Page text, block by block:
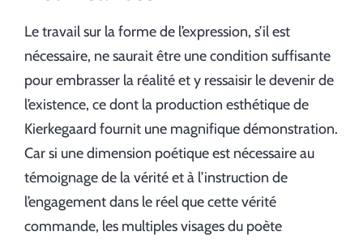
Le travail sur la forme de l’expression, s’il est
nécessaire, ne saurait être une condition suffisante
pour embrasser la réalité et y ressaisir le devenir de
l’existence, ce dont la production esthétique de
Kierkegaard fournit une magnifique démonstration.
Car si une dimension poétique est nécessaire au
témoignage de la vérité et à l’instruction de
l’engagement dans le réel que cette vérité
commande, les multiples visages du poète